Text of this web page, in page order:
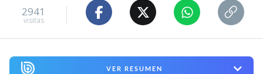
2941
visitas
VER RESUMEN